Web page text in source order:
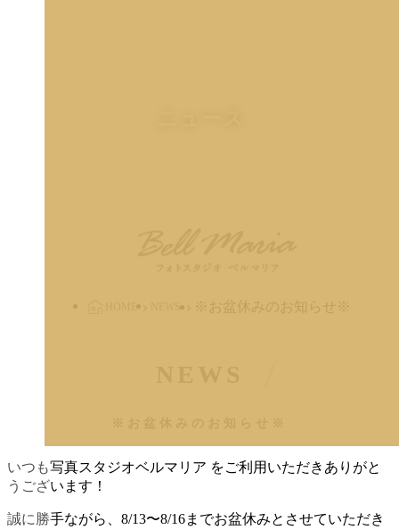
NEWS ※お盆休みのお知らせ※
いつも写真スタジオベルマリア をご利用いただきありがと
うございます！
誠に勝手ながら、8/13〜8/16までお盆休みとさせていただき